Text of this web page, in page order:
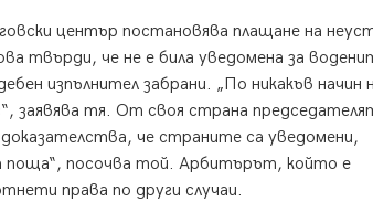
център постановява плащане на
твърди, че не е била уведомена за
изпълнител забрани. „По никакъв начин
заявява тя. От своя страна
че страните са уведомени,
поща“, посочва той. Арбитърът, който е
права по други случаи.